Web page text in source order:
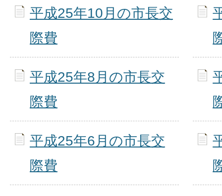
平成25年10月の市長交
際費
平成25年8月の市長交
際費
平成25年6月の市長交
際費